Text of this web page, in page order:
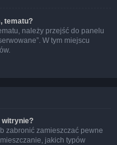
tematu?
należy przejść do panelu
W tym miejscu
witrynie?
zabronić zamieszczać pewne
jakich typów